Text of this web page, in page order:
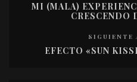
MI (MALA)
CRESCENDO
SIGUIENTE
EFECTO «SUN